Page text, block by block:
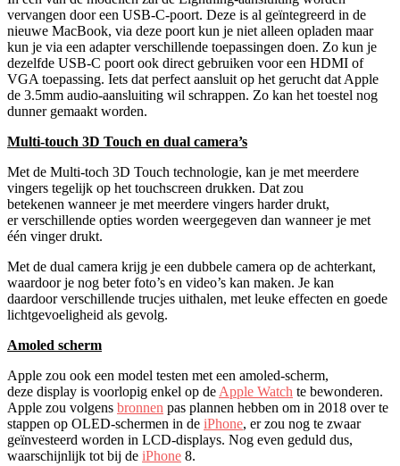
vervangen door een USB-C-poort. Deze is al geïntegreerd in de
nieuwe MacBook, via deze poort kun je niet alleen opladen maar
kun je via een adapter verschillende toepassingen doen. Zo kun je
dezelfde USB-C poort ook direct gebruiken voor een HDMI of
VGA toepassing. Iets dat perfect aansluit op het gerucht dat Apple
de 3.5mm audio-aansluiting wil schrappen. Zo kan het toestel nog
dunner gemaakt worden.
Multi-touch 3D Touch en dual camera’s
Met de Multi-toch 3D Touch technologie, kan je met meerdere
vingers tegelijk op het touchscreen drukken. Dat zou
betekenen wanneer je met meerdere vingers harder drukt,
er verschillende opties worden weergegeven dan wanneer je met
één vinger drukt.
Met de dual camera krijg je een dubbele camera op de achterkant,
waardoor je nog beter foto’s en video’s kan maken. Je kan
daardoor verschillende trucjes uithalen, met leuke effecten en goede
lichtgevoeligheid als gevolg.
Amoled scherm
Apple zou ook een model testen met een amoled-scherm,
deze display is voorlopig enkel op de Apple Watch te bewonderen.
Apple zou volgens bronnen pas plannen hebben om in 2018 over te
stappen op OLED-schermen in de iPhone, er zou nog te zwaar
geïnvesteerd worden in LCD-displays. Nog even geduld dus,
waarschijnlijk tot bij de iPhone 8.